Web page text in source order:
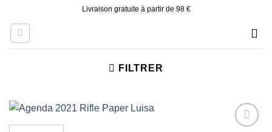
content
Livraison gratuite à partir de 98 €
FILTRER